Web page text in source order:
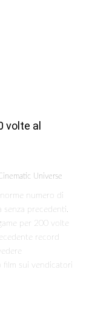
volte al
Universe
numero di
senza precedenti.
per 200 volte
record
film sui vendicatori